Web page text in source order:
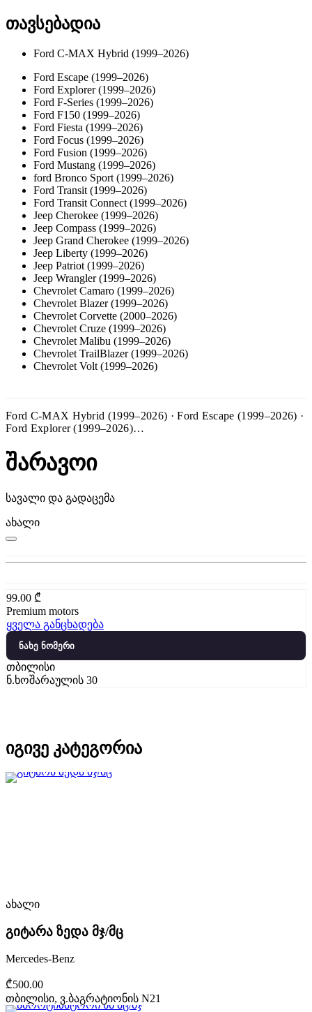
თავსებადია
Ford C-MAX Hybrid (1999–2026)
Ford Escape (1999–2026)
Ford Explorer (1999–2026)
Ford F-Series (1999–2026)
Ford F150 (1999–2026)
Ford Fiesta (1999–2026)
Ford Focus (1999–2026)
Ford Fusion (1999–2026)
Ford Mustang (1999–2026)
ford Bronco Sport (1999–2026)
Ford Transit (1999–2026)
Ford Transit Connect (1999–2026)
Jeep Cherokee (1999–2026)
Jeep Compass (1999–2026)
Jeep Grand Cherokee (1999–2026)
Jeep Liberty (1999–2026)
Jeep Patriot (1999–2026)
Jeep Wrangler (1999–2026)
Chevrolet Camaro (1999–2026)
Chevrolet Blazer (1999–2026)
Chevrolet Corvette (2000–2026)
Chevrolet Cruze (1999–2026)
Chevrolet Malibu (1999–2026)
Chevrolet TrailBlazer (1999–2026)
Chevrolet Volt (1999–2026)
Ford C-MAX Hybrid (1999–2026) · Ford Escape (1999–2026) ·
Ford Explorer (1999–2026)…
შარავოი
სავალი და გადაცემა
ახალი
99.00 ₾
Premium motors
ყველა განცხადება
ნახე ნომერი
თბილისი
ნ.ხოშარაულის 30
იგივე კატეგორია
ახალი
გიტარა ზედა მჯ/მც
Mercedes-Benz
₾500.00
თბილისი, ვ.ბაგრატიონის N21